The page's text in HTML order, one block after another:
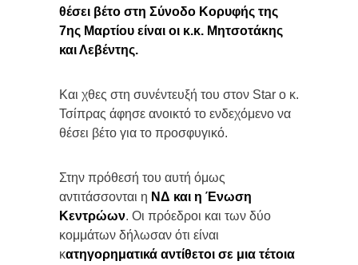
θέσει βέτο στη Σύνοδο Κορυφής της
7ης Μαρτίου είναι οι κ.κ. Μητσοτάκης
και Λεβέντης.
Και χθες στη συνέντευξή του στον Star ο κ.
Τσίπρας άφησε ανοικτό το ενδεχόμενο να
θέσει βέτο για το προσφυγικό.
Στην πρόθεσή του αυτή όμως
αντιτάσσονται η ΝΔ και η Ένωση
Κεντρώων. Οι πρόεδροι και των δύο
κομμάτων δήλωσαν ότι είναι
κατηγορηματικά αντίθετοι σε μια τέτοια